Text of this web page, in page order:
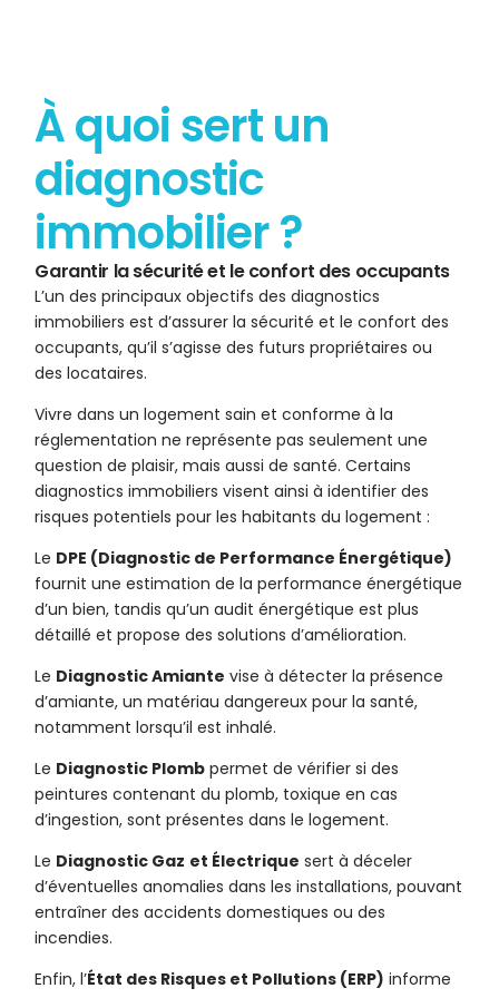
À quoi sert un
diagnostic
immobilier ?
Garantir la sécurité et le confort des occupants
L’un des principaux objectifs des diagnostics
immobiliers est d’assurer la sécurité et le confort des
occupants, qu’il s’agisse des futurs propriétaires ou
des locataires.
Vivre dans un logement sain et conforme à la
réglementation ne représente pas seulement une
question de plaisir, mais aussi de santé. Certains
diagnostics immobiliers visent ainsi à identifier des
risques potentiels pour les habitants du logement :
Le DPE (Diagnostic de Performance Énergétique)
fournit une estimation de la performance énergétique
d’un bien, tandis qu’un audit énergétique est plus
détaillé et propose des solutions d’amélioration.
Le Diagnostic Amiante vise à détecter la présence
d’amiante, un matériau dangereux pour la santé,
notamment lorsqu’il est inhalé.
Le Diagnostic Plomb permet de vérifier si des
peintures contenant du plomb, toxique en cas
d’ingestion, sont présentes dans le logement.
Le Diagnostic Gaz et Électrique sert à déceler
d’éventuelles anomalies dans les installations, pouvant
entraîner des accidents domestiques ou des
incendies.
Enfin, l’État des Risques et Pollutions (ERP) informe